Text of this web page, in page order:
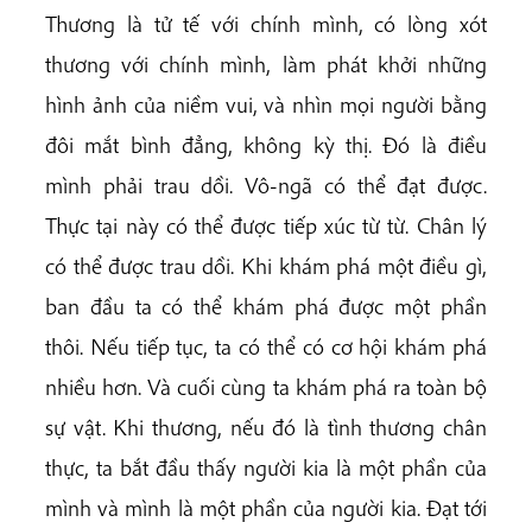
Thương là tử tế với chính mình, có lòng xót
thương với chính mình, làm phát khởi những
hình ảnh của niềm vui, và nhìn mọi người bằng
đôi mắt bình đẳng, không kỳ thị. Đó là điều
mình phải trau dồi. Vô-ngã có thể đạt được.
Thực tại này có thể được tiếp xúc từ từ. Chân lý
có thể được trau dồi. Khi khám phá một điều gì,
ban đầu ta có thể khám phá được một phần
thôi. Nếu tiếp tục, ta có thể có cơ hội khám phá
nhiều hơn. Và cuối cùng ta khám phá ra toàn bộ
sự vật. Khi thương, nếu đó là tình thương chân
thực, ta bắt đầu thấy người kia là một phần của
mình và mình là một phần của người kia. Đạt tới